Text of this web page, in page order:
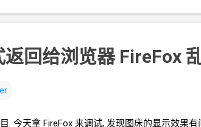
返回给浏览器 FireFox
. 今天拿 FireFox 来调试, 发现图床的显示效果有